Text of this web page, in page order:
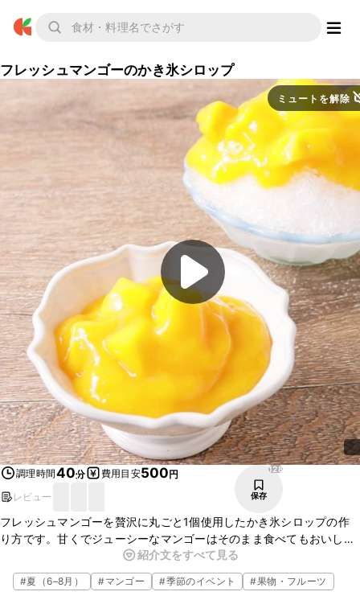
フレッシュマンゴーのかき氷シロップ
ミュートを解除
調理時間40分 費用目安500円
レビュー
128
保存
フレッシュマンゴーを贅沢に丸ごと1個使用したかき氷シロップの作
り方です。甘くでジューシーなマンゴーはそのまま食べてもおいしい
ですが、かき氷のシロップにもとてもよく合いますよ。簡単にできま
すのでぜひお試しください。
紹介文をすべて見る
#夏（6–8月） #マンゴー #季節のイベント #果物・フルーツ